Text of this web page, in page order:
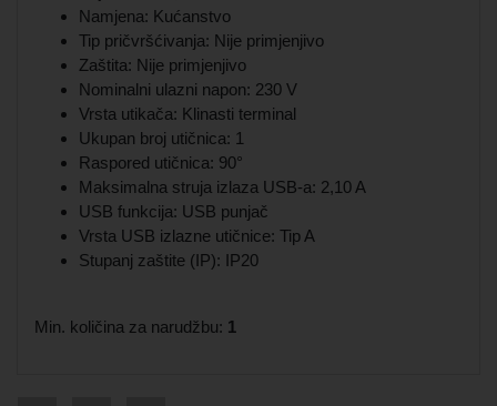
Namjena: Kućanstvo
Tip pričvršćivanja: Nije primjenjivo
Zaštita: Nije primjenjivo
Nominalni ulazni napon: 230 V
Vrsta utikača: Klinasti terminal
Ukupan broj utičnica: 1
Raspored utičnica: 90°
Maksimalna struja izlaza USB-a: 2,10 A
USB funkcija: USB punjač
Vrsta USB izlazne utičnice: Tip A
Stupanj zaštite (IP): IP20
Min. količina za narudžbu: 1